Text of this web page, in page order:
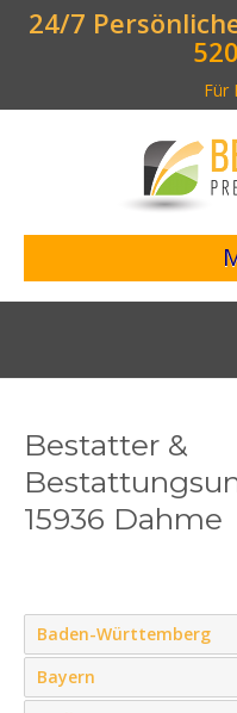
24/7
Für
>
Bestatter &
15936 Dahme
Baden-Württemberg
Bayern